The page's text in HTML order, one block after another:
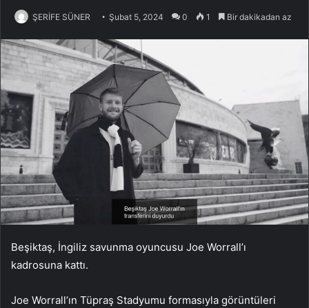
ŞERİFE SÜNER Şubat 5, 2024 0 1 Bir dakikadan az
Beşiktaş, İngiliz savunma oyuncusu Joe Worrall’ı
kadrosuna kattı.
Joe Worrall’ın Tüpraş Stadyumu formasıyla görüntüleri